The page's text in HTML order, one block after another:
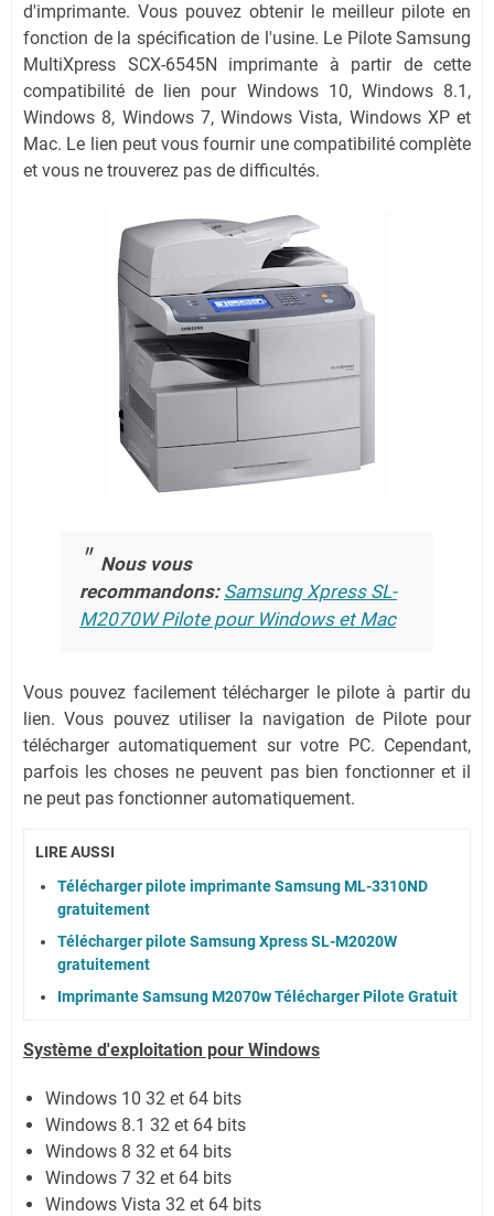
d'imprimante. Vous pouvez obtenir le meilleur pilote en
fonction de la spécification de l'usine. Le Pilote Samsung
MultiXpress SCX-6545N imprimante à partir de cette
compatibilité de lien pour Windows 10, Windows 8.1,
Windows 8, Windows 7, Windows Vista, Windows XP et
Mac. Le lien peut vous fournir une compatibilité complète
et vous ne trouverez pas de difficultés.
Nous vous
recommandons: Samsung Xpress SL-
M2070W Pilote pour Windows et Mac
Vous pouvez facilement télécharger le pilote à partir du
lien.Vous pouvez utiliser la navigation de Pilote pour
télécharger automatiquement sur votre PC. Cependant,
parfois les choses ne peuvent pas bien fonctionner et il
ne peut pas fonctionner automatiquement.
LIRE AUSSI
Télécharger pilote imprimante Samsung ML-3310ND
gratuitement
Télécharger pilote Samsung Xpress SL-M2020W
gratuitement
Imprimante Samsung M2070w Télécharger Pilote Gratuit
Système d'exploitation pour Windows
Windows 10 32 et 64 bits
Windows 8.1 32 et 64 bits
Windows 8 32 et 64 bits
Windows 7 32 et 64 bits
Windows Vista 32 et 64 bits